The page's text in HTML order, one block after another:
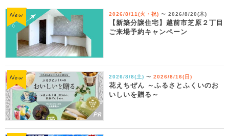
2026/8/11(火・祝) 〜 2026/8/20(木)
【新築分譲住宅】越前市芝原２丁目
ご来場予約キャンペーン
2026/8/8(土) 〜 2026/8/16(日)
花えちぜん ～ふるさとふくいのお
いしいを贈る～